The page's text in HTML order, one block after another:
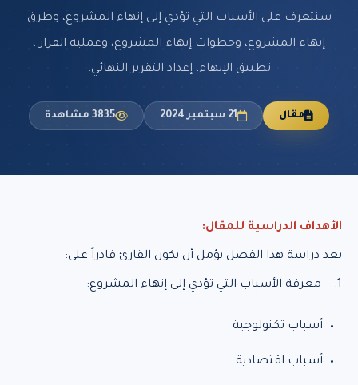
سنتعرف على الأسباب التي تؤدي إلى إنهاء المشروع، وطرق
إنهاء المشروع، وخطوات إنهاء المشروع، وعملية القرار ،
تطبيق الإنهاء، إعداد التقرير النهائي.
مقال 21 سبتمبر 2024 3835 مشاهدة
الأهداف الدراسية للمقال:
بعد دراسة هذا الفصل يؤمل أن يكون القارئ قادراً على:
1. معرفة الأسباب التي تؤدي إلى إنهاء المشروع:
أسباب تكنولوجية
أسباب اقتصادية